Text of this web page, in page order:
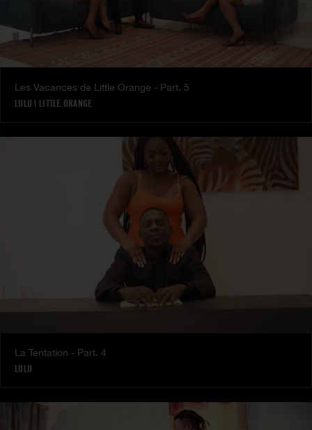
Les Vacances de Little Orange - Part. 5
LULU | LITTLE ORANGE
La Tentation - Part. 4
LULU